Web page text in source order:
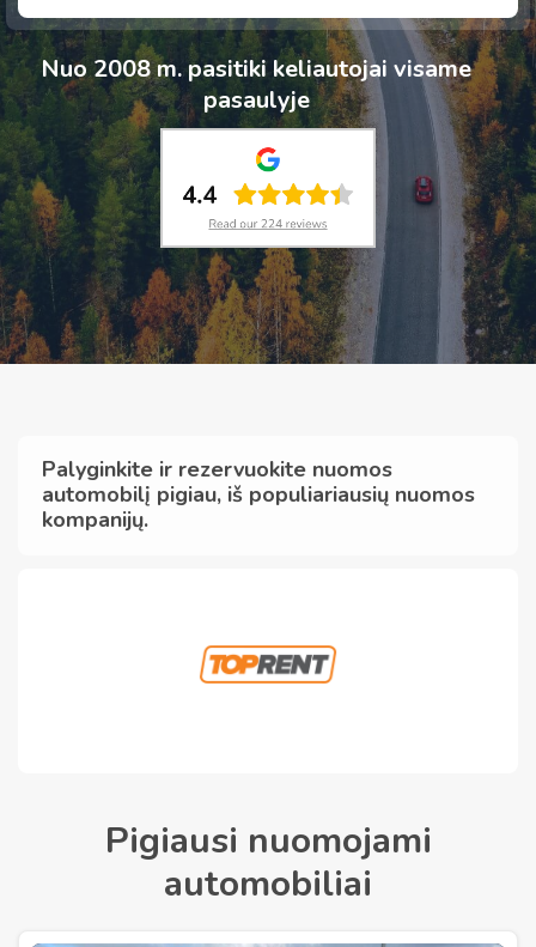
Nuo 2008 m. pasitiki keliautojai visame
pasaulyje
Palyginkite ir rezervuokite nuomos
automobilį pigiau, iš populiariausių nuomos
kompanijų.
Pigiausi nuomojami
automobiliai